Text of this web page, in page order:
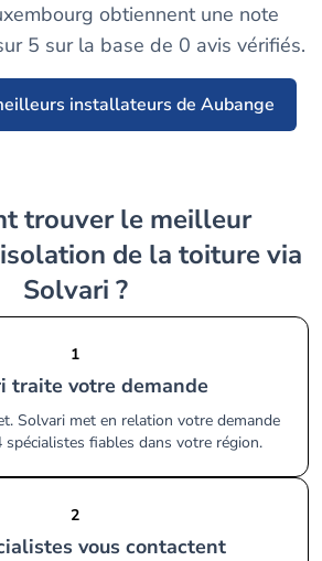
obtiennent une note
5 sur la base de 0 avis vérifiés.
installateurs de Aubange
de la toiture via
Solvari ?
1
traite votre demande
Solvari met en relation votre demande
spécialistes fiables dans votre région.
2
vous contactent